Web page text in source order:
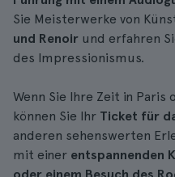
Sie Meisterwerke von
und Renoir und erfahren
des Impressionismus.
Wenn Sie Ihre Zeit in
können Sie Ihr Ticket für
anderen sehenswerten
mit einer entspannenden